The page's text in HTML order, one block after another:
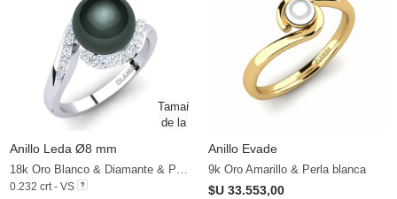
Anillo Leda Ø8 mm
18k Oro Blanco & Diamante & Perla negra
0.232 crt - VS
Anillo Evade
9k Oro Amarillo & Perla blanca
$U 33.553,00